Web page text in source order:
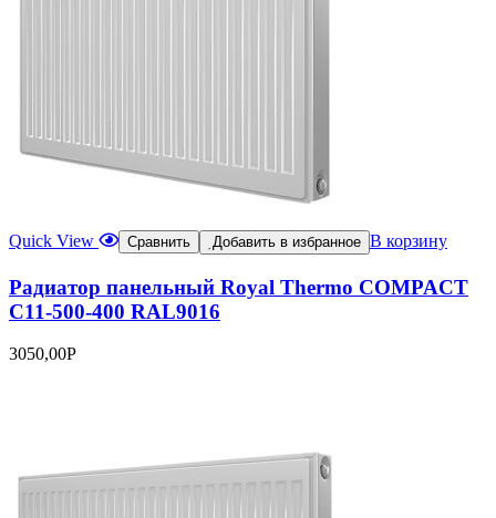
Quick View Сравнить Добавить в избранное В корзину
Радиатор панельный Royal Thermo COMPACT
C11-500-400 RAL9016
3050,00Р